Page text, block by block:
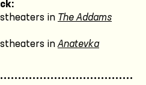
in The Addams
in Anatevka